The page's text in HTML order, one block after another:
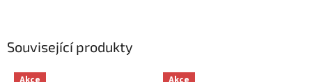
Související produkty